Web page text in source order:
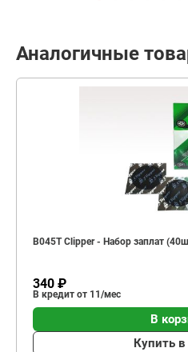
Аналогичные
B045T Clipper - Набор заплат
340 ₽
В кредит от 11/мес
В
Купить в